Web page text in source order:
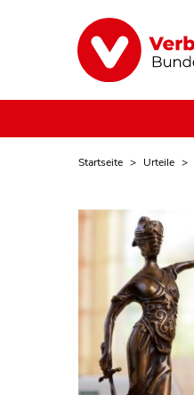
Startseite Urteile